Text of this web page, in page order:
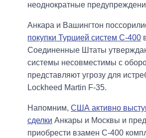
неоднократные
Анкара и Вашингтон
покупки Турцией систем С-400
Соединенные Штаты
системы несовместимы с
представляют угрозу для
Lockheed Martin F-35.
Напомним, США активно
сделки Анкары и Москвы и
приобрести взамен С-400